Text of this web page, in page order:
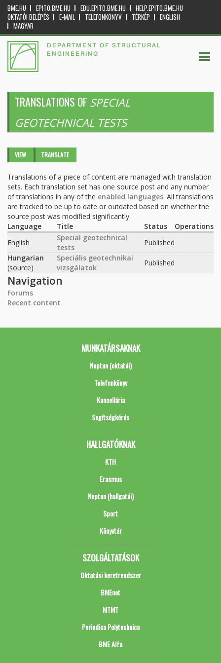
BME.HU EPITO.BME.HU EDU.EPITO.BME.HU
HELP.EPITO.BME.HU
OKTATÓI BELÉPÉS
E-MAIL TELEFONKÖNYV TÉRKÉP
ENGLISH
MAGYAR
DEPARTMENT OF STRUCTURAL
ENGINEERING
TRANSLATIONS OF SPECIAL
GEOTECHNICAL TESTS
Primary tabs
VIEW TRANSLATE
Translations of a piece of content are managed with translation
sets. Each translation set has one source post and any number
of translations in any of the enabled languages. All translations
are tracked to be up to date or outdated based on whether the
source post was modified significantly.
Language
Title Status
Operations
English
Special geotechnical
tests
Published
Hungarian
(source)
Speciális geotechnikai
vizsgálatok
Published
Navigation
Forums
Recent content
MUNKATÁRSAKNAK
Neptun (oktatói)
Telefonkönyv
Kancellária
Segítségkérés
HALLGATÓKNAK
KTH
Erasmus
Neptun (hallgatói)
Sport
Könyvtár
SZOLGÁLTATÁSOK
Oktatási keretrendszer
BMEnet
MTMT
Periodica Polytechnica
BME Alfa